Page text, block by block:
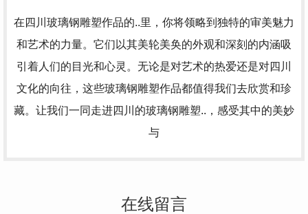
在四川玻璃钢雕塑作品的..里，你将领略到独特的审美魅力
和艺术的力量。它们以其美轮美奂的外观和深刻的内涵吸
引着人们的目光和心灵。无论是对艺术的热爱还是对四川
文化的向往，这些玻璃钢雕塑作品都值得我们去欣赏和珍
藏。让我们一同走进四川的玻璃钢雕塑..，感受其中的美妙
与
在线留言